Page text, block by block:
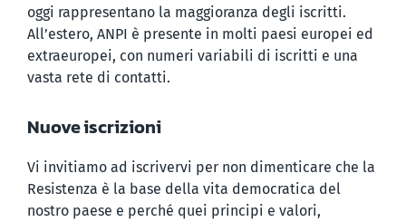
oggi rappresentano la maggioranza degli iscritti.
All’estero, ANPI è presente in molti paesi europei ed
extraeuropei, con numeri variabili di iscritti e una
vasta rete di contatti.
Nuove iscrizioni
Vi invitiamo ad iscrivervi per non dimenticare che la
Resistenza è la base della vita democratica del
nostro paese e perché quei principi e valori,